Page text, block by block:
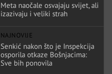
Meta naočale osvajaju svijet, ali
izazivaju i veliki strah
NAJNOVIJE
Senkić nakon što je Inspekcija
osporila otkaze Bošnjacima:
Sve bih ponovila